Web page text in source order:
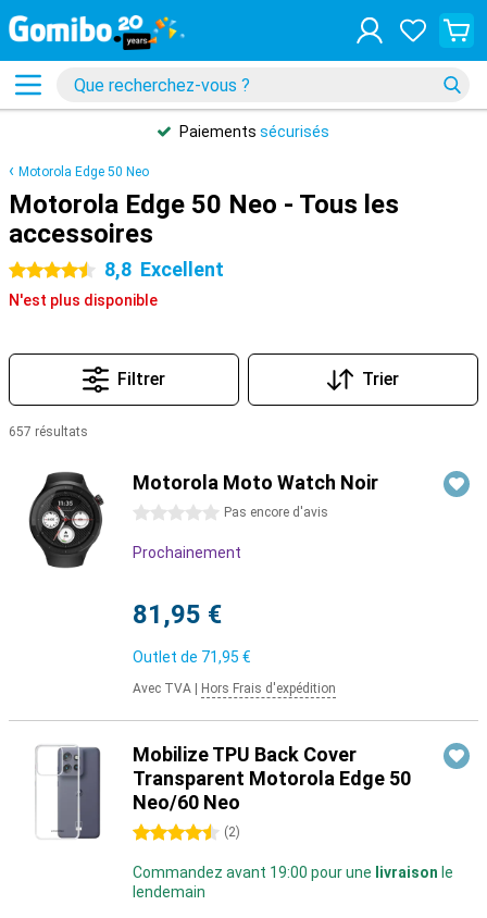
Paiements sécurisés
Motorola Edge 50 Neo
Motorola Edge 50 Neo - Tous les
accessoires
4.5 étoiles 8,8 Excellent
N'est plus disponible
Filtrer Trier
657 résultats
Motorola Moto Watch Noir
0 étoiles Pas encore d'avis
Prochainement
81,95 €
Outlet de 71,95 €
Avec TVA Hors Frais d'expédition
Mobilize TPU Back Cover
Transparent Motorola Edge 50
Neo/60 Neo
4.5 étoiles (2)
Commandez avant 19:00 pour une livraison le
lendemain